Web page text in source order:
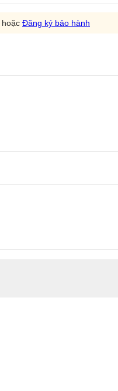
hoặc Đăng ký bảo hành